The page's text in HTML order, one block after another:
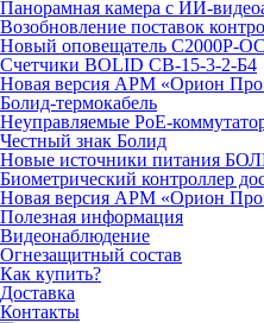
Панорамная камера с ИИ-
Возобновление поставок
Новый оповещатель С2000Р-
Счетчики BOLID СВ-15-3-2-Б4
Новая версия АРМ «Орион
Болид-термокабель
Неуправляемые PoE-
Честный знак Болид
Новые источники питания
Биометрический контроллер
Новая версия АРМ «Орион
Полезная информация
Видеонаблюдение
Огнезащитный состав
Как купить?
Доставка
Контакты